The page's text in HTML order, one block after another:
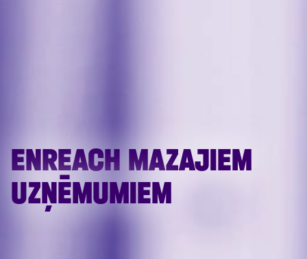
ENREACH MAZAJIEM
UZŅĒMUMIEM